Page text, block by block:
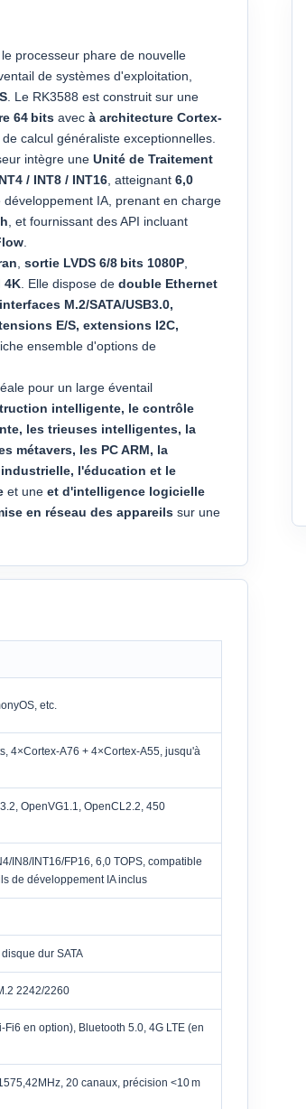
processeur phare de nouvelle
de systèmes d'exploitation,
. Le RK3588 est construit sur une
64 bits avec à architecture Cortex-
calcul généraliste exceptionnelles.
intègre une Unité de Traitement
/ INT8 / INT16 , atteignant 6,0
développement IA, prenant en charge
, et fournissant des API incluant
sortie LVDS 6/8 bits 1080P
4K . Elle dispose de double Ethernet
interfaces M.2/SATA/USB3.0,
E/S, extensions I2C,
ensemble d'options de
pour un large éventail
intelligente, le contrôle
les trieuses intelligentes, la
métavers, les PC ARM, la
l'éducation et le
et une et d'intelligence logicielle
en réseau des appareils sur une
etc.
4×Cortex-A76 + 4×Cortex-A55, jusqu'à
OpenVG1.1, OpenCL2.2, 450
IN8/INT16/FP16, 6,0 TOPS, compatible
de développement IA inclus
dur SATA
2242/2260
en option), Bluetooth 5.0, 4G LTE (en
20 canaux, précision <10 m